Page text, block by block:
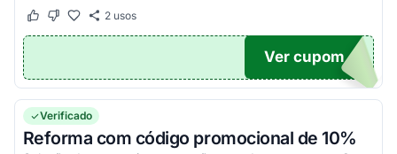
Este cupom funcionou
Este cupom não funcionou
2usos
10
Ver cupom
Verificado
Reforma com código promocional de 10%